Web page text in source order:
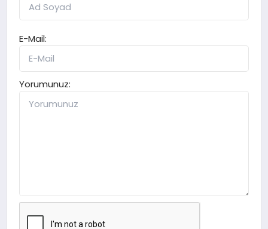
E-Mail:
Yorumunuz: